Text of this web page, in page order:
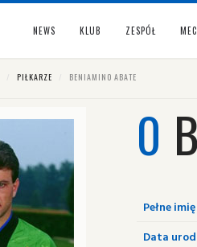
NEWS KLUB ZESPÓŁ
PIŁKARZE BENIAMINO ABATE
0
Pełne
Data